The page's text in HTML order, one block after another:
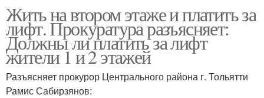
Жить на втором этаже и платить за
лифт. Прокуратура разъясняет:
Должны ли платить за лифт
жители 1 и 2 этажей
Разъясняет прокурор Центрального района г. Тольятти
Рамис Сабирзянов: